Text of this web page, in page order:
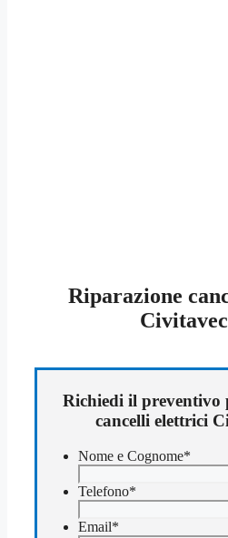
Riparazione
Richiedi il preventivo
cancelli elettrici
Nome e Cognome*
Telefono*
Email*